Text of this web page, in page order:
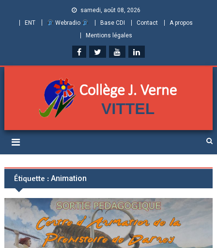
samedi, août 08, 2026
ENT
Webradio Base CDI Contact
A propos
Mentions légales
Collège Jules Verne de
Vittel (Vosges)
Étiquette : Animation